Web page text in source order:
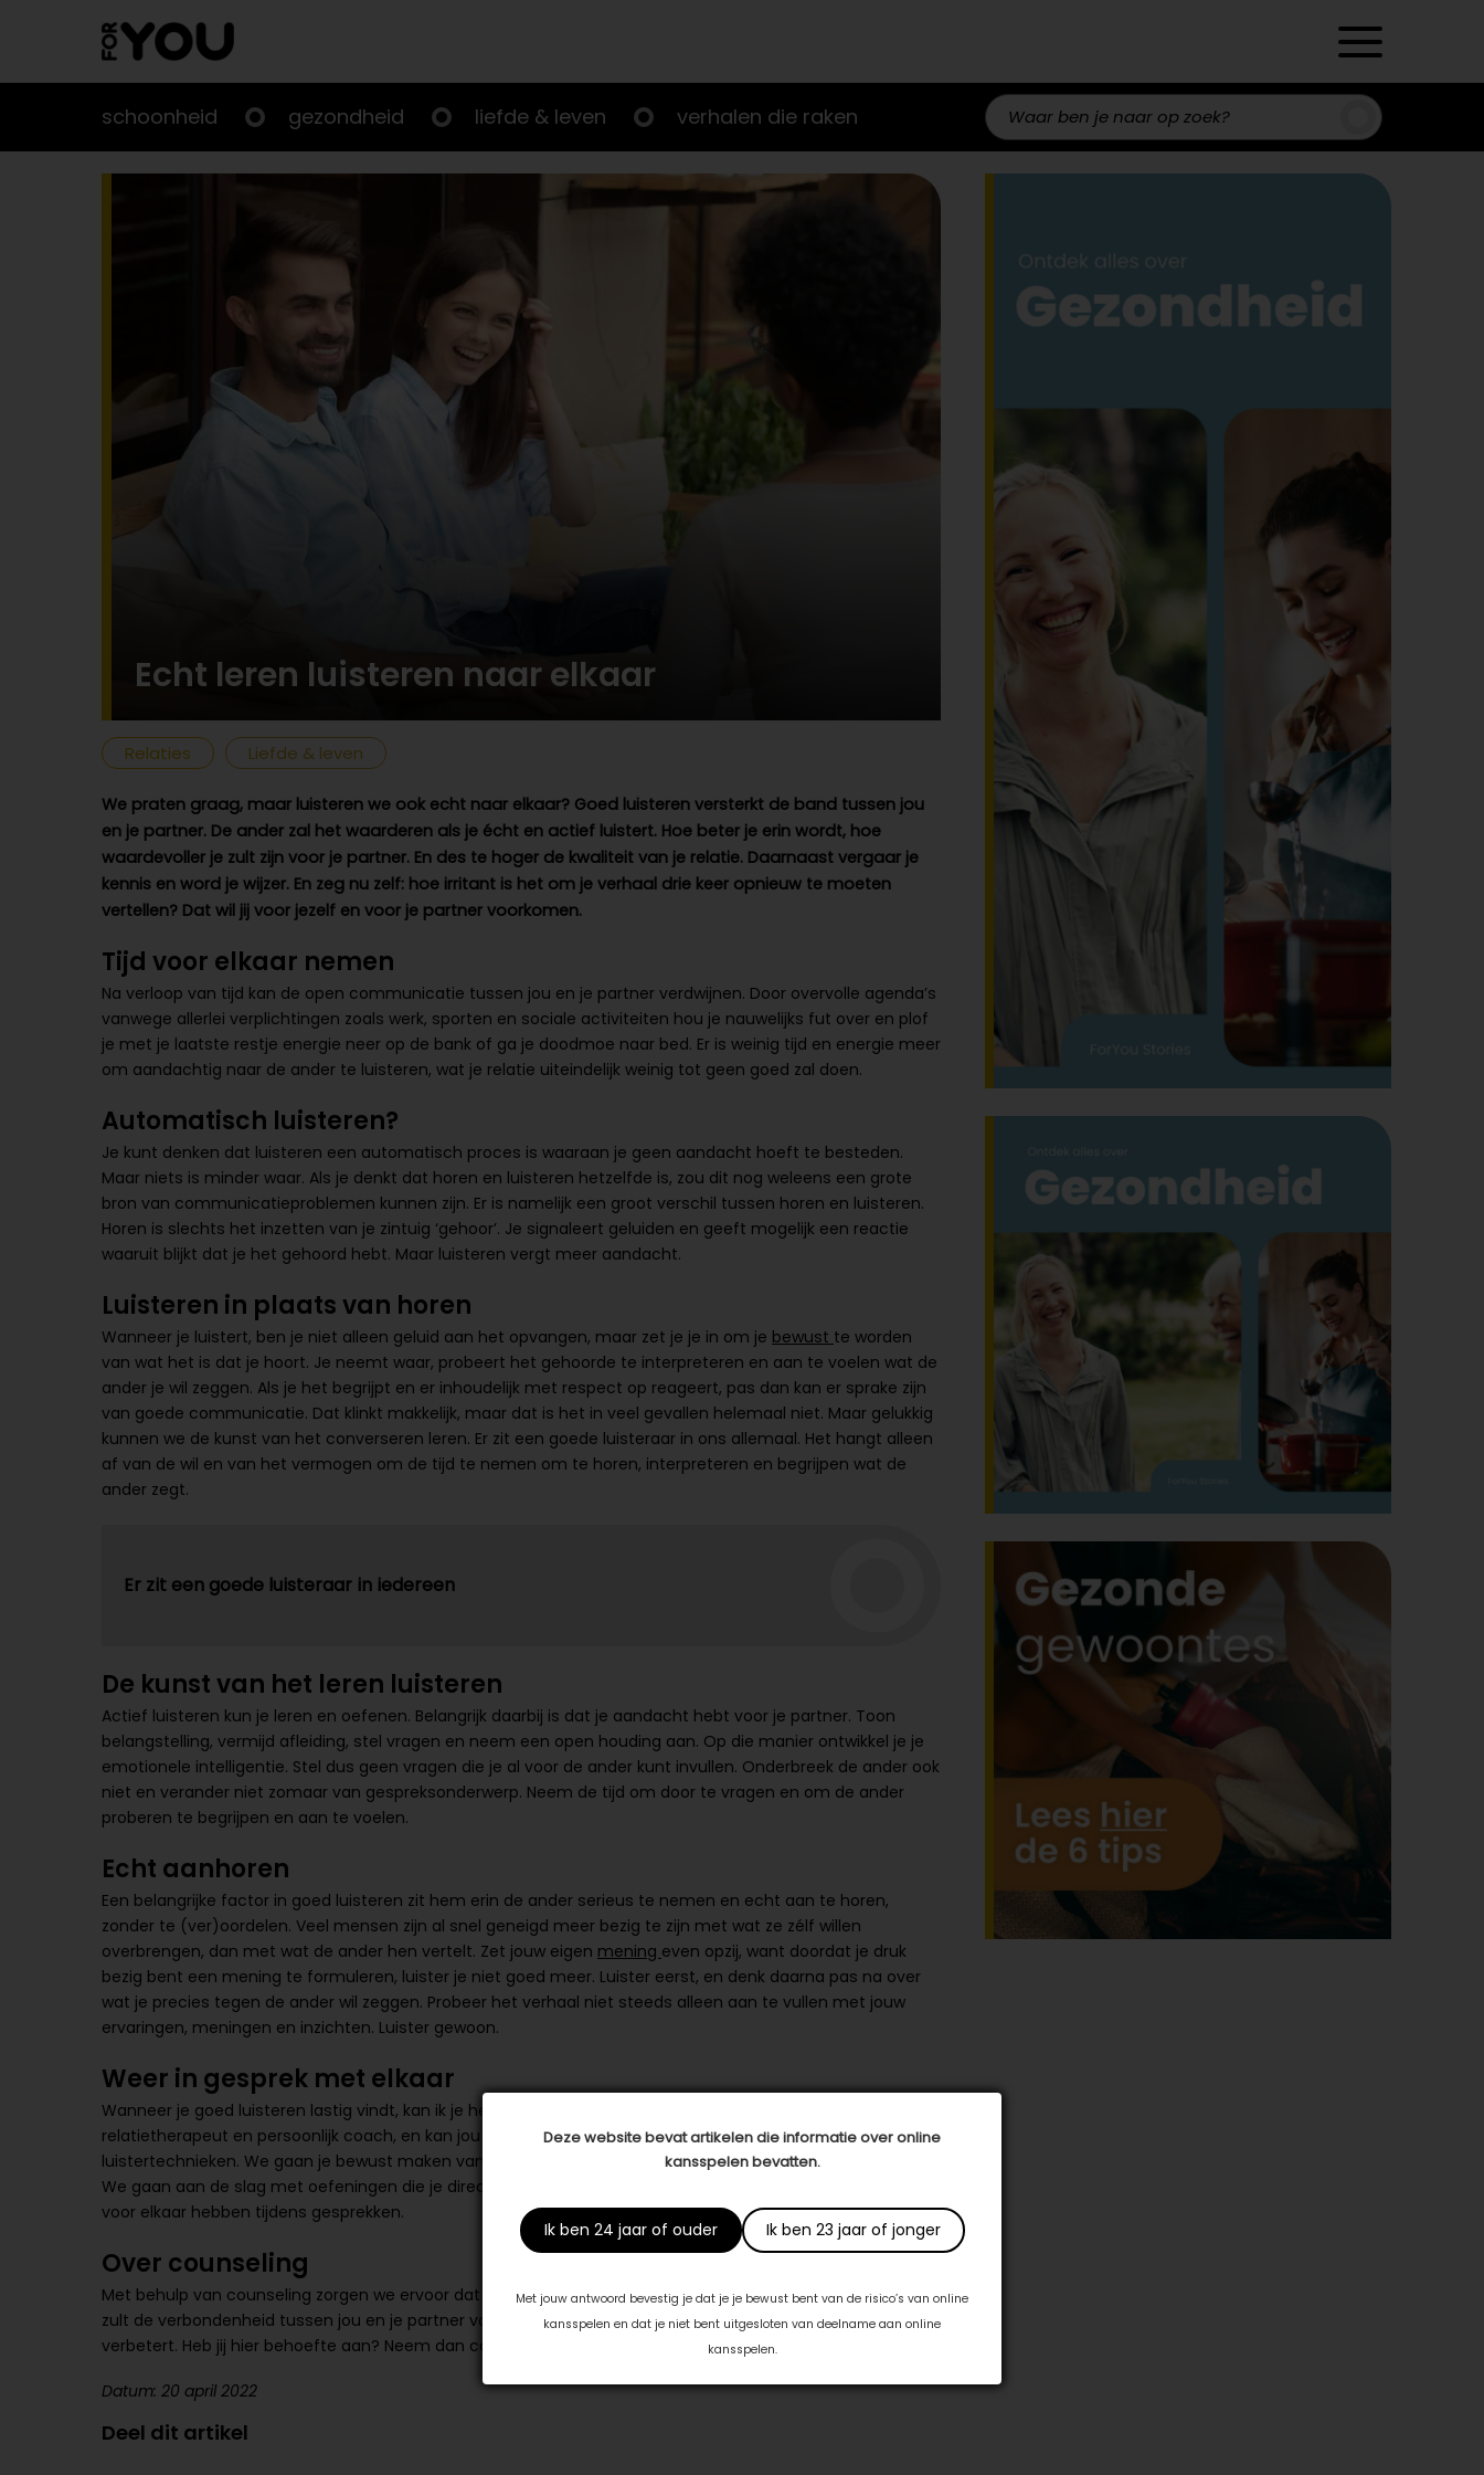
Deze website bevat artikelen die informatie over online
kansspelen bevatten.
Ik ben 24 jaar of ouder Ik ben 23 jaar of jonger
Met jouw antwoord bevestig je dat je je bewust bent van de risico’s van online
kansspelen en dat je niet bent uitgesloten van deelname aan online
kansspelen.
schoonheid gezondheid liefde & leven verhalen die raken Zoeken
Echt leren luisteren naar elkaar
Relaties Liefde & leven
We praten graag, maar luisteren we ook echt naar elkaar? Goed luisteren versterkt de band tussen jou
en je partner. De ander zal het waarderen als je écht en actief luistert. Hoe beter je erin wordt, hoe
waardevoller je zult zijn voor je partner. En des te hoger de kwaliteit van je relatie. Daarnaast vergaar je
kennis en word je wijzer. En zeg nu zelf: hoe irritant is het om je verhaal drie keer opnieuw te moeten
vertellen? Dat wil jij voor jezelf en voor je partner voorkomen.
Tijd voor elkaar nemen
Na verloop van tijd kan de open communicatie tussen jou en je partner verdwijnen. Door overvolle agenda’s
vanwege allerlei verplichtingen zoals werk, sporten en sociale activiteiten hou je nauwelijks fut over en plof
je met je laatste restje energie neer op de bank of ga je doodmoe naar bed. Er is weinig tijd en energie meer
om aandachtig naar de ander te luisteren, wat je relatie uiteindelijk weinig tot geen goed zal doen.
Automatisch luisteren?
Je kunt denken dat luisteren een automatisch proces is waaraan je geen aandacht hoeft te besteden.
Maar niets is minder waar. Als je denkt dat horen en luisteren hetzelfde is, zou dit nog weleens een grote
bron van communicatieproblemen kunnen zijn. Er is namelijk een groot verschil tussen horen en luisteren.
Horen is slechts het inzetten van je zintuig ‘gehoor’. Je signaleert geluiden en geeft mogelijk een reactie
waaruit blijkt dat je het gehoord hebt. Maar luisteren vergt meer aandacht.
Luisteren in plaats van horen
Wanneer je luistert, ben je niet alleen geluid aan het opvangen, maar zet je je in om je bewust te worden
van wat het is dat je hoort. Je neemt waar, probeert het gehoorde te interpreteren en aan te voelen wat de
ander je wil zeggen. Als je het begrijpt en er inhoudelijk met respect op reageert, pas dan kan er sprake zijn
van goede communicatie. Dat klinkt makkelijk, maar dat is het in veel gevallen helemaal niet. Maar gelukkig
kunnen we de kunst van het converseren leren. Er zit een goede luisteraar in ons allemaal. Het hangt alleen
af van de wil en van het vermogen om de tijd te nemen om te horen, interpreteren en begrijpen wat de
ander zegt.
Er zit een goede luisteraar in iedereen
De kunst van het leren luisteren
Actief luisteren kun je leren en oefenen. Belangrijk daarbij is dat je aandacht hebt voor je partner. Toon
belangstelling, vermijd afleiding, stel vragen en neem een open houding aan. Op die manier ontwikkel je je
emotionele intelligentie. Stel dus geen vragen die je al voor de ander kunt invullen. Onderbreek de ander ook
niet en verander niet zomaar van gespreksonderwerp. Neem de tijd om door te vragen en om de ander
proberen te begrijpen en aan te voelen.
Echt aanhoren
Een belangrijke factor in goed luisteren zit hem erin de ander serieus te nemen en echt aan te horen,
zonder te (ver)oordelen. Veel mensen zijn al snel geneigd meer bezig te zijn met wat ze zélf willen
overbrengen, dan met wat de ander hen vertelt. Zet jouw eigen mening even opzij, want doordat je druk
bezig bent een mening te formuleren, luister je niet goed meer. Luister eerst, en denk daarna pas na over
wat je precies tegen de ander wil zeggen. Probeer het verhaal niet steeds alleen aan te vullen met jouw
ervaringen, meningen en inzichten. Luister gewoon.
Weer in gesprek met elkaar
Wanneer je goed luisteren lastig vindt, kan ik je helpen om te leren wat jij op jouw manier kunt doen. Ik ben
relatietherapeut en persoonlijk coach, en kan jou en/of je partner helpen met verschillende
luistertechnieken. We gaan je bewust maken van je eigen luisterskills en deze stap voor stap ontwikkelen.
We gaan aan de slag met oefeningen die je direct kunt toepassen, zodat jij en je partner weer oog en oor
voor elkaar hebben tijdens gesprekken.
Over counseling
Met behulp van counseling zorgen we ervoor dat jij en je partner (weer) actief naar elkaar gaan luisteren. Je
zult de verbondenheid tussen jou en je partner voelen groeien. Merk hoe jullie band versterkt en relatie
verbetert. Heb jij hier behoefte aan? Neem dan contact op voor een eerste kennismaking.
Datum: 20 april 2022
Deel dit artikel